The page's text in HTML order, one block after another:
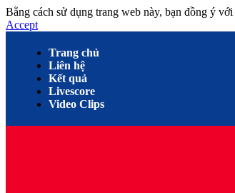
Bằng cách sử dụng trang web này, bạn đồng ý với
Accept
Trang chủ
Liên hệ
Kết quả
Livescore
Video Clips